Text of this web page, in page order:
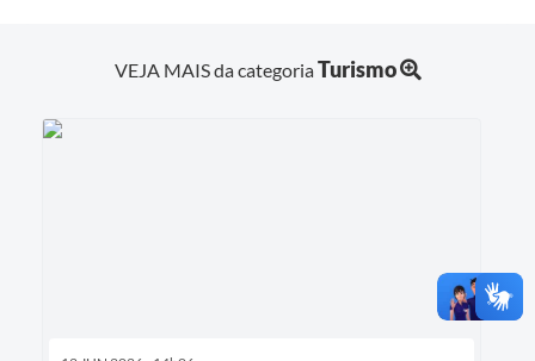
VEJA MAIS da categoriaTurismo